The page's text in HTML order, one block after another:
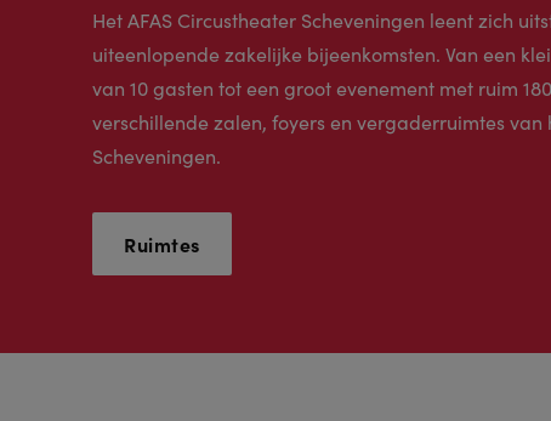
Het AFAS Circustheater Scheveningen leent zich
uiteenlopende zakelijke bijeenkomsten. Van een
van 10 gasten tot een groot evenement met ruim
verschillende zalen, foyers en vergaderruimtes van
Scheveningen.
Ruimtes